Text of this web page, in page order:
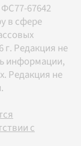
67642
в сфере
г. Редакция не
информации,
Редакция не
с